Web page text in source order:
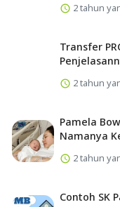
2 tahun
Transfer
2 tahun
Pamela
Namanya
2 tahun
Contoh SK